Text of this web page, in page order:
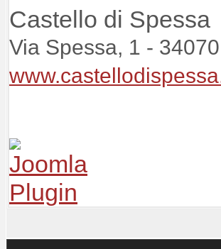
Castello di Spessa
Via Spessa, 1 -